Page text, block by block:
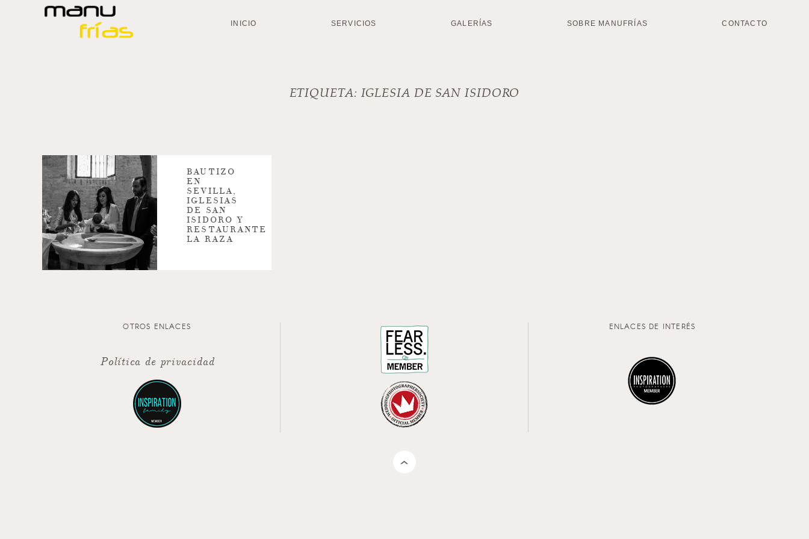
INICIO SERVICIOS GALERÍAS SOBRE MANUFRÍAS CONTACTO
ETIQUETA: IGLESIA DE SAN ISIDORO
BAUTIZO
EN
SEVILLA,
IGLESIAS
DE SAN
ISIDORO Y
RESTAURANTE
LA RAZA
OTROS ENLACES
Política de privacidad
ENLACES DE INTERÉS